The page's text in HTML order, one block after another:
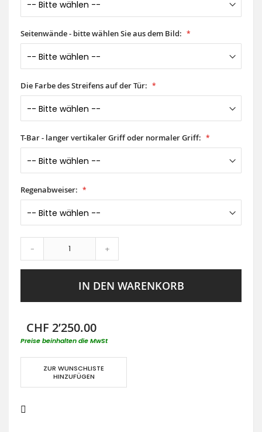
Seitenwände - bitte wählen Sie aus dem Bild:
Die Farbe des Streifens auf der Tür:
T-Bar - langer vertikaler Griff oder normaler Griff:
Regenabweiser:
- +
IN DEN WARENKORB
CHF 2’250.00
Preise beinhalten die MwSt
ZUR WUNSCHLISTE
HINZUFÜGEN